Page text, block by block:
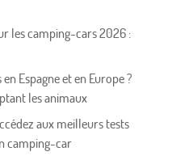
les camping-cars 2026 :
Espagne et en Europe ?
les animaux
aux meilleurs tests
camping-car